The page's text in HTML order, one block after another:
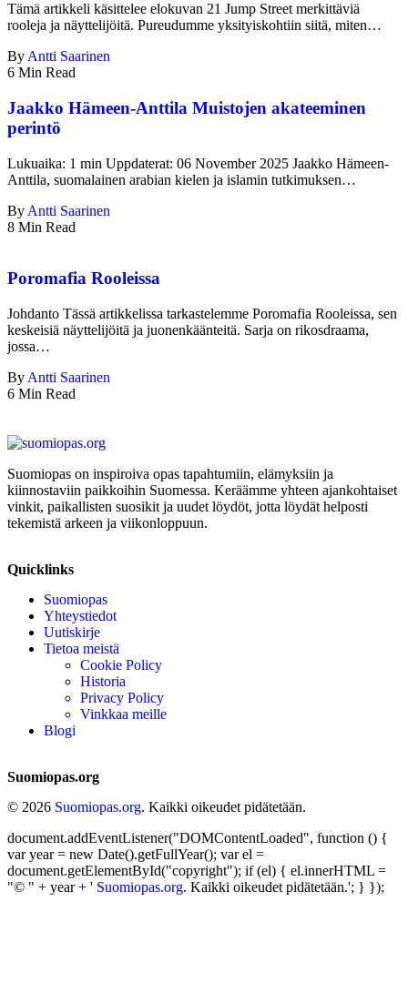
Tämä artikkeli käsittelee elokuvan 21 Jump Street merkittäviä
rooleja ja näyttelijöitä. Pureudumme yksityiskohtiin siitä, miten…
By Antti Saarinen
6 Min Read
Jaakko Hämeen-Anttila Muistojen akateeminen
perintö
Lukuaika: 1 min Uppdaterat: 06 November 2025 Jaakko Hämeen-
Anttila, suomalainen arabian kielen ja islamin tutkimuksen…
By Antti Saarinen
8 Min Read
Poromafia Rooleissa
Johdanto Tässä artikkelissa tarkastelemme Poromafia Rooleissa, sen
keskeisiä näyttelijöitä ja juonenkäänteitä. Sarja on rikosdraama,
jossa…
By Antti Saarinen
6 Min Read
Suomiopas on inspiroiva opas tapahtumiin, elämyksiin ja
kiinnostaviin paikkoihin Suomessa. Keräämme yhteen ajankohtaiset
vinkit, paikallisten suosikit ja uudet löydöt, jotta löydät helposti
tekemistä arkeen ja viikonloppuun.
Quicklinks
Suomiopas
Yhteystiedot
Uutiskirje
Tietoa meistä
Cookie Policy
Historia
Privacy Policy
Vinkkaa meille
Blogi
Suomiopas.org
© 2026 Suomiopas.org. Kaikki oikeudet pidätetään.
document.addEventListener("DOMContentLoaded", function () {
var year = new Date().getFullYear(); var el =
document.getElementById("copyright"); if (el) { el.innerHTML =
"© " + year + ' Suomiopas.org. Kaikki oikeudet pidätetään.'; } });